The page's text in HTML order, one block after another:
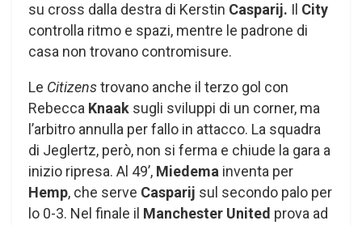
su cross dalla destra di Kerstin Casparij. Il City
controlla ritmo e spazi, mentre le padrone di
casa non trovano contromisure.
Le Citizenstrovano anche il terzo gol con
Rebecca Knaak sugli sviluppi di un corner, ma
l’arbitro annulla per fallo in attacco. La squadra
di Jeglertz, però, non si ferma e chiude la gara a
inizio ripresa. Al 49’, Miedema inventa per
Hemp, che serve Casparij sul secondo palo per
lo 0-3. Nel finale il Manchester United prova ad